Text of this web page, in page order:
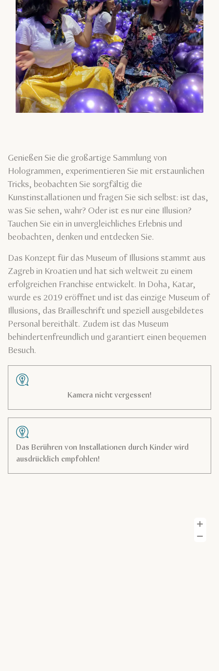
Genießen Sie die großartige Sammlung von
Hologrammen, experimentieren Sie mit erstaunlichen
Tricks, beobachten Sie sorgfältig die
Kunstinstallationen und fragen Sie sich selbst: ist das,
was Sie sehen, wahr? Oder ist es nur eine Illusion?
Tauchen Sie ein in unvergleichliches Erlebnis und
beobachten, denken und entdecken Sie.
Das Konzept für das Museum of Illusions stammt aus
Zagreb in Kroatien und hat sich weltweit zu einem
erfolgreichen Franchise entwickelt. In Doha, Katar,
wurde es 2019 eröffnet und ist das einzige Museum of
Illusions, das Brailleschrift und speziell ausgebildetes
Personal bereithält. Zudem ist das Museum
behindertenfreundlich und garantiert einen bequemen
Besuch.
Kamera nicht vergessen!
Das Berühren von Installationen durch Kinder wird
ausdrücklich empfohlen!